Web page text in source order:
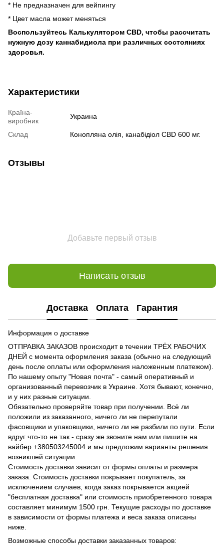
* Не предназначен для вейпингу
* Цвет масла может меняться
Воспользуйтесь Калькулятором CBD, чтобы рассчитать
нужную дозу каннабидиола при различных состояниях
здоровья.
Характеристики
Країна-
виробник
Украина
Склад Конопляна олія, канабідіол CBD 600 мг.
Отзывы
Добавьте первый отзыв
Написать отзыв
Доставка Оплата Гарантия
Информация о доставке
ОТПРАВКА ЗАКАЗОВ происходит в течении ТРЁХ РАБОЧИХ
ДНЕЙ с момента оформления заказа (обычно на следующий
день после оплаты или оформления наложенным платежом).
По нашему опыту "Новая почта" - самый оперативный и
организованный перевозчик в Украине. Хотя бывают, конечно,
и у них разные ситуации.
Обязательно проверяйте товар при получении. Всё ли
положили из заказанного, ничего ли не перепутали
фасовщики и упаковщики, ничего ли не разбили по пути. Если
вдруг что-то не так - сразу же звоните нам или пишите на
вайбер +380503245004 и мы предложим варианты решения
возникшей ситуации.
Стоимость доставки зависит от формы оплаты и размера
заказа. Стоимость доставки покрывает покупатель, за
исключением случаев, когда заказ покрывается акцией
"бесплатная доставка" или стоимость приобретенного товара
составляет минимум 1500 грн. Текущие расходы по доставке
в зависимости от формы платежа и веса заказа описаны
ниже.
Возможные способы доставки заказанных товаров: